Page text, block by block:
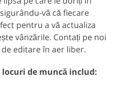
vă că fiecare
pentru a vă actualiza
vânzările. Contați pe noi
editare în aer liber.
de muncă includ: